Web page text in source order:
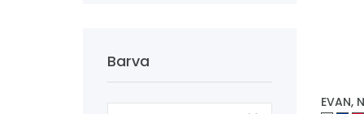
Barva
EVAN,